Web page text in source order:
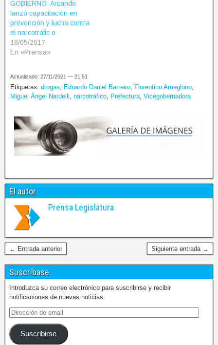
GOBIERNO: Arcando
lanzó capacitación en
prevención y lucha contra
el narcotráfic o
18/05/2017
En «Prensa»
Actualizado: 27/11/2021 — 21:51
Etiquetas: drogas, Eduardo Daniel Barreiro, Florentino Ameghino,
Miguel Ángel Nardelli, narcotráfico, Prefectura, Vicegobernadora
El autor
Prensa Legislatura
← Entrada anterior Siguiente entrada →
Suscríbase
Introduzca su correo electrónico para suscribirse y recibir
notificaciones de nuevas noticias.
Suscribirse